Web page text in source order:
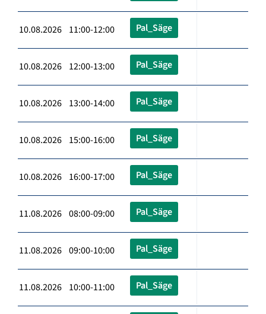
10.08.2026 11:00-12:00 Pal_Säge
10.08.2026 12:00-13:00 Pal_Säge
10.08.2026 13:00-14:00 Pal_Säge
10.08.2026 15:00-16:00 Pal_Säge
10.08.2026 16:00-17:00 Pal_Säge
11.08.2026 08:00-09:00 Pal_Säge
11.08.2026 09:00-10:00 Pal_Säge
11.08.2026 10:00-11:00 Pal_Säge